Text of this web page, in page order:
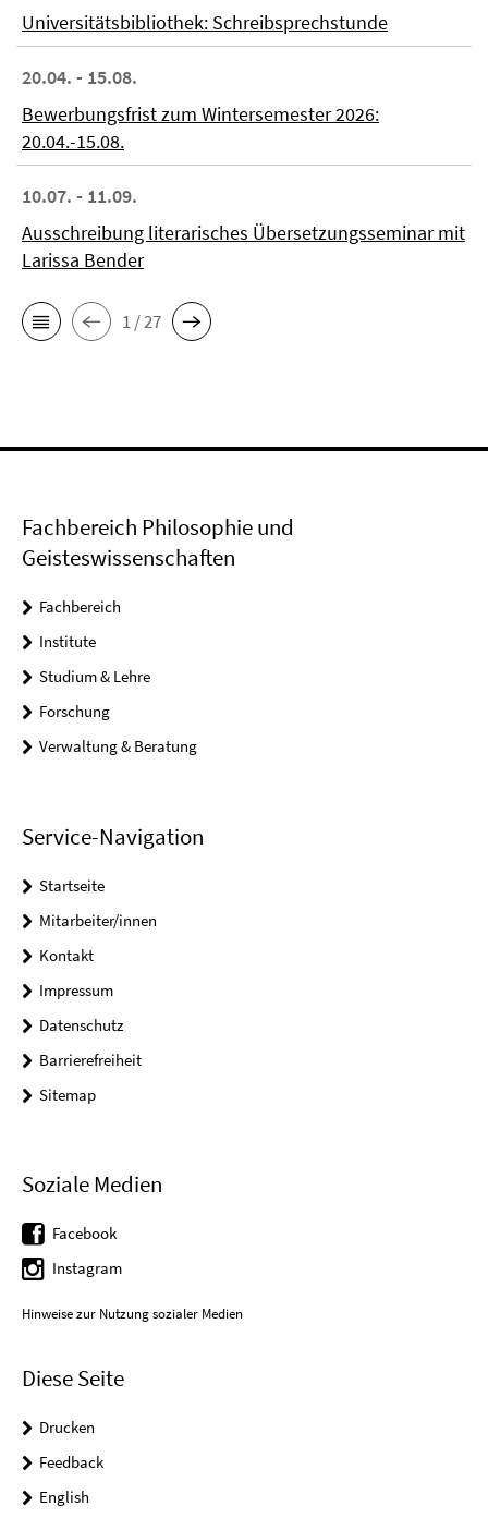
Universitätsbibliothek: Schreibsprechstunde
20.04. - 15.08.
Bewerbungsfrist zum Wintersemester 2026:
20.04.-15.08.
10.07. - 11.09.
Ausschreibung literarisches Übersetzungsseminar mit
Larissa Bender
1 / 27
Fachbereich Philosophie und
Geisteswissenschaften
Fachbereich
Institute
Studium & Lehre
Forschung
Verwaltung & Beratung
Service-Navigation
Startseite
Mitarbeiter/innen
Kontakt
Impressum
Datenschutz
Barrierefreiheit
Sitemap
Soziale Medien
Facebook
Instagram
Hinweise zur Nutzung sozialer Medien
Diese Seite
Drucken
Feedback
English